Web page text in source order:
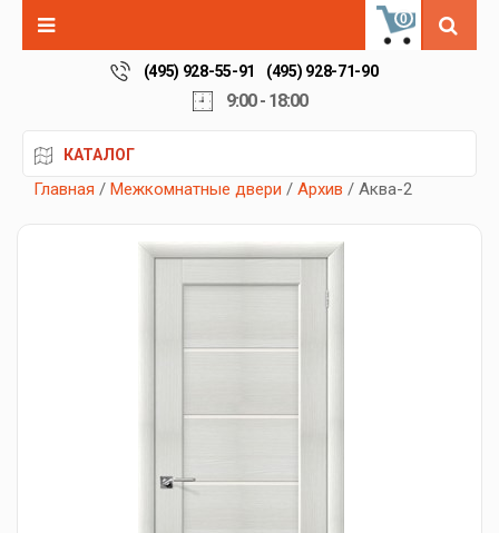
0
(495) 928-55-91 (495) 928-71-90
9:00 - 18:00
КАТАЛОГ
Главная / Межкомнатные двери / Архив / Аква-2